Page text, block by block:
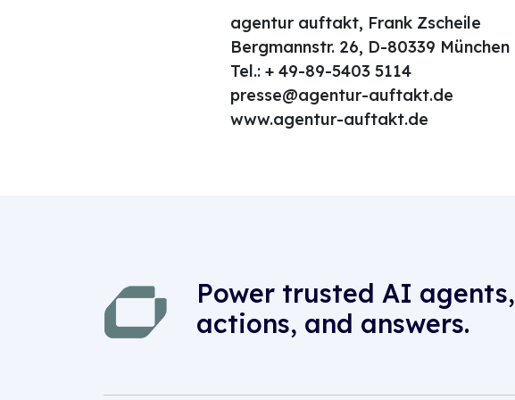
agentur auftakt, Frank Zscheile
Bergmannstr. 26, D-80339 München
Tel.: + 49-89-5403 5114
presse@agentur-auftakt.de
www.agentur-auftakt.de
Power trusted AI agents,
actions, and answers.